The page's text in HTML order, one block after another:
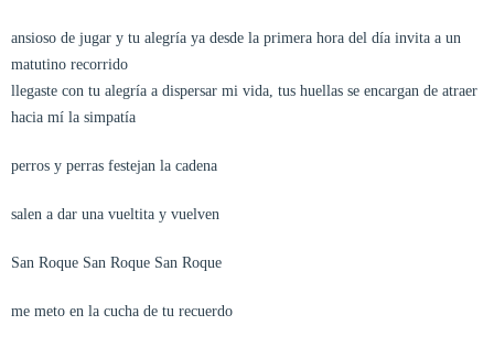
ansioso de jugar y tu alegría ya desde la primera hora del día invita a un
matutino recorrido
llegaste con tu alegría a dispersar mi vida, tus huellas se encargan de atraer
hacia mí la simpatía
perros y perras festejan la cadena
salen a dar una vueltita y vuelven
San Roque San Roque San Roque
me meto en la cucha de tu recuerdo